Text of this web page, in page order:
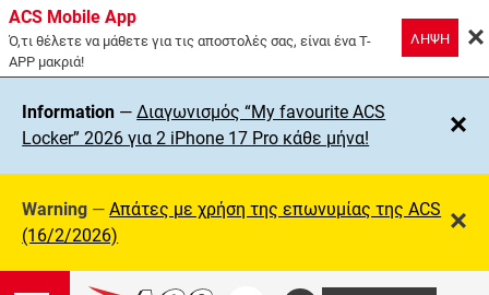
ACS Mobile App
Ό,τι θέλετε να μάθετε για τις αποστολές σας, είναι ένα T-
APP μακριά!
ΛΗΨΗ
Information —Διαγωνισμός “My favourite ACS
Locker” 2026 για 2 iPhone 17 Pro κάθε μήνα!
Warning —Απάτες με χρήση της επωνυμίας της ΑCS
(16/2/2026)